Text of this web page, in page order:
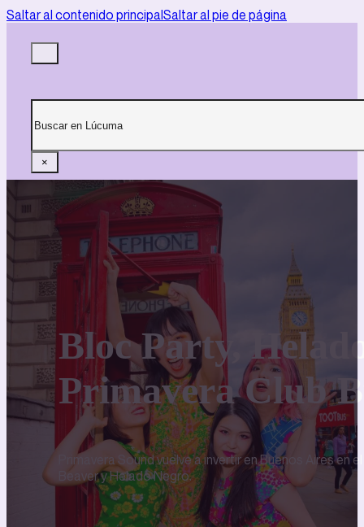
Saltar al contenido principalSaltar al pie de página
×
Bloc Party,
Primavera Club
Primavera Sound vuelve a invertir en Buenos Aires
Beaver y Helado Negro.